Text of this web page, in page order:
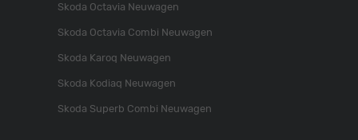
Skoda Octavia Neuwagen
Skoda Octavia Combi Neuwagen
Skoda Karoq Neuwagen
Skoda Kodiaq Neuwagen
Skoda Superb Combi Neuwagen